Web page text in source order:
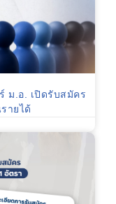
ม.อ. เปิดรับสมัคร
ายได้